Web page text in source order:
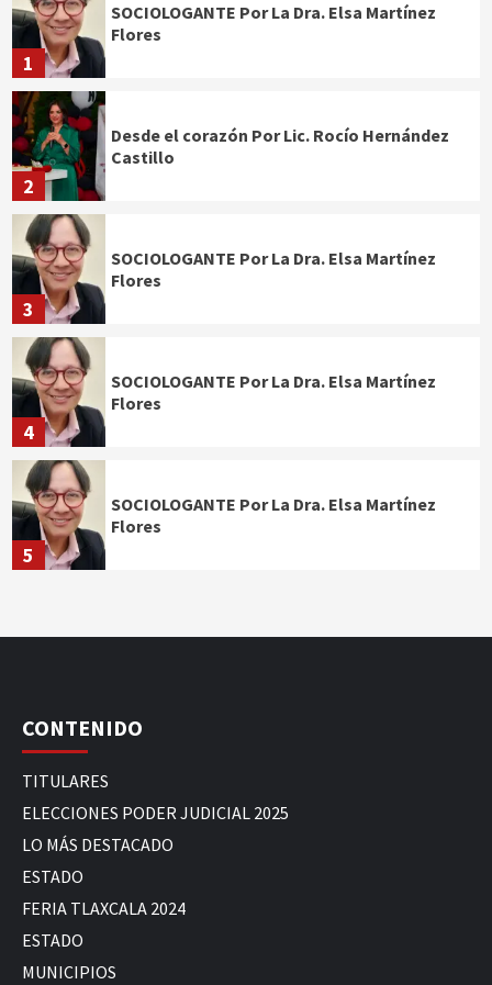
1
SOCIOLOGANTE Por La Dra. Elsa Martínez
Flores
2
Desde el corazón Por Lic. Rocío Hernández
Castillo
3
SOCIOLOGANTE Por La Dra. Elsa Martínez
Flores
4
SOCIOLOGANTE Por La Dra. Elsa Martínez
Flores
5
SOCIOLOGANTE Por La Dra. Elsa Martínez
Flores
CONTENIDO
TITULARES
ELECCIONES PODER JUDICIAL 2025
LO MÁS DESTACADO
ESTADO
FERIA TLAXCALA 2024
ESTADO
MUNICIPIOS